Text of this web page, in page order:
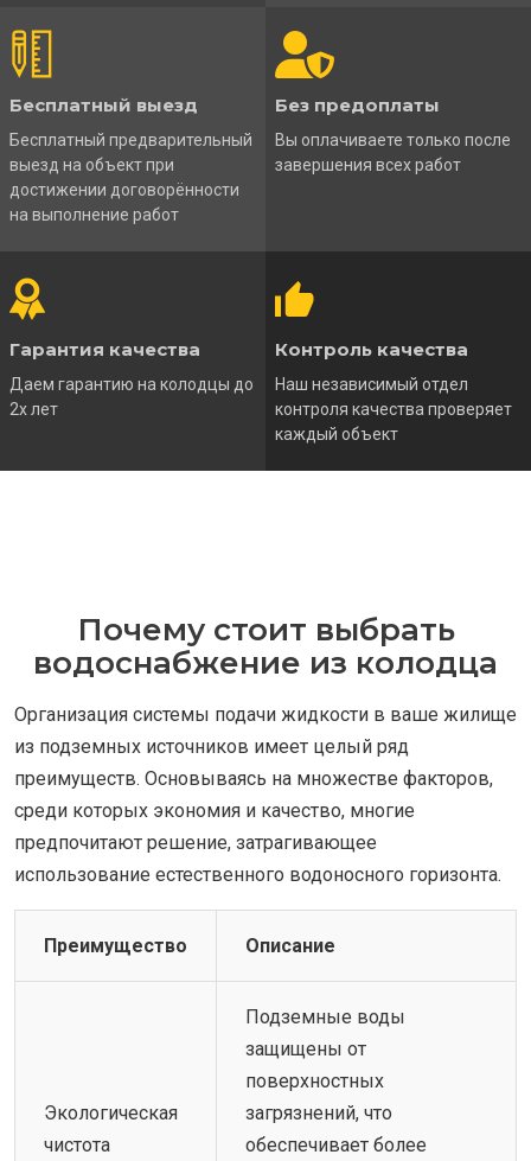
Бесплатный выезд
Бесплатный предварительный
выезд на объект при
достижении договорённости
на выполнение работ
Без предоплаты
Вы оплачиваете только после
завершения всех работ
Гарантия качества
Даем гарантию на колодцы до
2х лет
Контроль качества
Наш независимый отдел
контроля качества проверяет
каждый объект
Почему стоит выбрать
водоснабжение из колодца
Организация системы подачи жидкости в ваше жилище
из подземных источников имеет целый ряд
преимуществ. Основываясь на множестве факторов,
среди которых экономия и качество, многие
предпочитают решение, затрагивающее
использование естественного водоносного горизонта.
Преимущество Описание
Экологическая
чистота
Подземные воды
защищены от
поверхностных
загрязнений, что
обеспечивает более